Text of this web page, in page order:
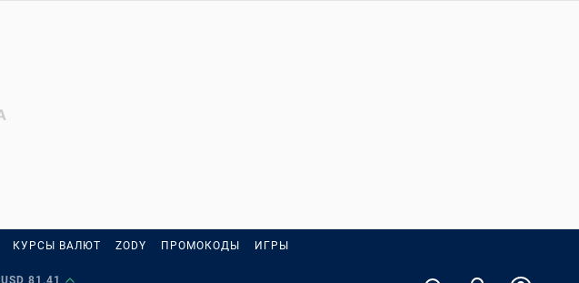
КУРСЫ ВАЛЮТ ZODY ПРОМОКОДЫ ИГРЫ
USD 81,41